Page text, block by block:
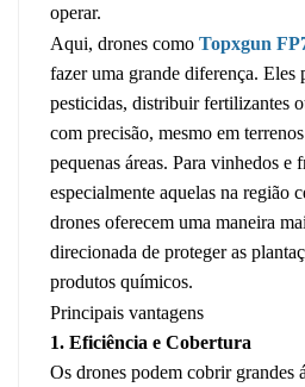
operar.
Aqui, drones comoTopxgun
fazer uma grande diferença. Eles
pesticidas, distribuir fertilizantes
com precisão, mesmo em
pequenas áreas. Para vinhedos e
especialmente aquelas na região
drones oferecem uma maneira
direcionada de proteger as
produtos químicos.
Principais vantagens
1. Eficiência e Cobertura
Os drones podem cobrir grandes